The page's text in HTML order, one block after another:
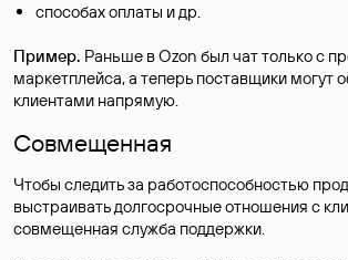
способах оплаты и др.
Пример. Раньше в Ozon был чат только с
маркетплейса, а теперь поставщики могут
клиентами напрямую.
Совмещенная
Чтобы следить за работоспособностью
выстраивать долгосрочные отношения с
совмещенная служба поддержки.